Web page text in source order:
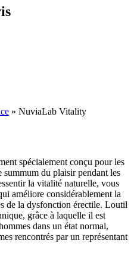
» NuviaLab Vitality
spécialement conçu pour les
summum du plaisir pendant les
la vitalité naturelle, vous
améliore considérablement la
de la dysfonction érectile. Loutil
grâce à laquelle il est
dans un état normal,
rencontrés par un représentant